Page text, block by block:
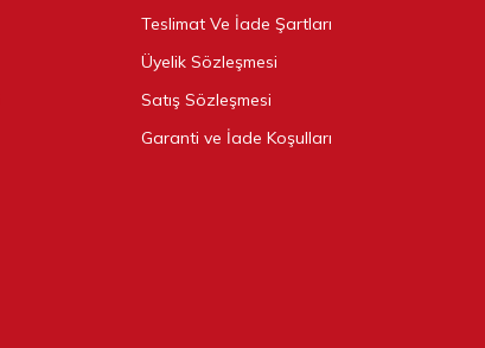
Teslimat Ve İade Şartları
Üyelik Sözleşmesi
Satış Sözleşmesi
Garanti ve İade Koşulları